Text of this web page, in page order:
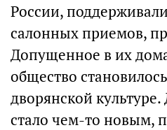
России,
салонных приемов,
Допущенное в их
общество
дворянской
стало чем-то новым,